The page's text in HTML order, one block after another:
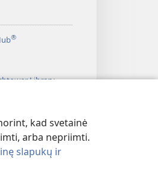
kad svetainė
arba nepriimti.
slapukų ir
®
Library